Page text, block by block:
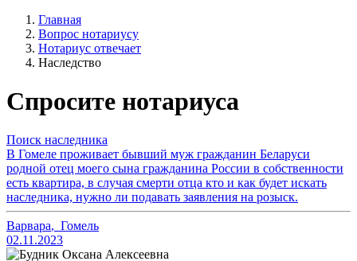
Главная
Вопрос нотариусу
Нотариус отвечает
Наследство
Спросите нотариуса
Поиск наследника
В Гомеле проживает бывший муж гражданин Беларуси
родной отец моего сына гражданина России в собственности
есть квартира, в случая смерти отца кто и как будет искать
наследника, нужно ли подавать заявления на розыск.
Варвара, Гомель
02.11.2023